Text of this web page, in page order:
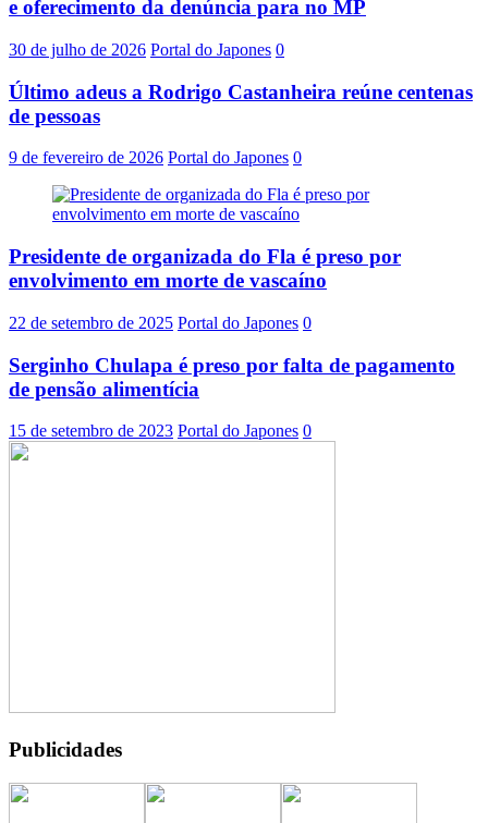
e oferecimento da denúncia para no MP
30 de julho de 2026 Portal do Japones 0
Último adeus a Rodrigo Castanheira reúne centenas
de pessoas
9 de fevereiro de 2026 Portal do Japones 0
Presidente de organizada do Fla é preso por
envolvimento em morte de vascaíno
22 de setembro de 2025 Portal do Japones 0
Serginho Chulapa é preso por falta de pagamento
de pensão alimentícia
15 de setembro de 2023 Portal do Japones 0
Publicidades